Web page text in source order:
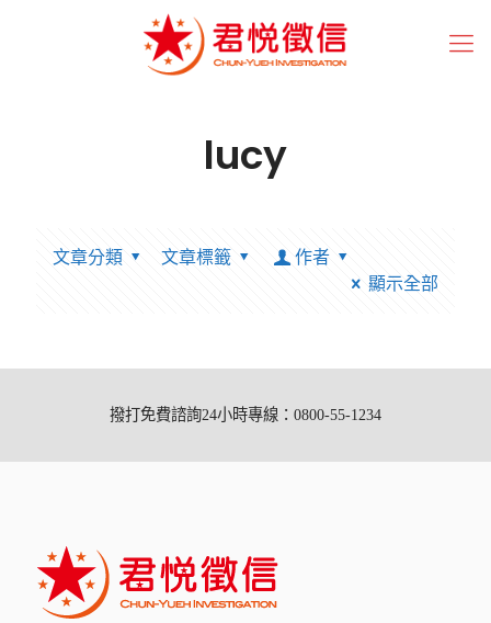
lucy
文章分類 文章標籤
作者
顯示全部
撥打免費諮詢24小時專線：0800-55-1234